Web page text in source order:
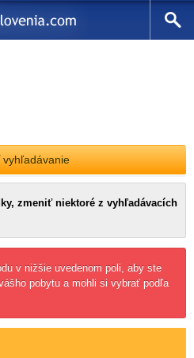
zmeniť niektoré z vyhľadávacích
v nižšie uvedenom poli, aby ste
pobytu a mohli si vybrať podľa